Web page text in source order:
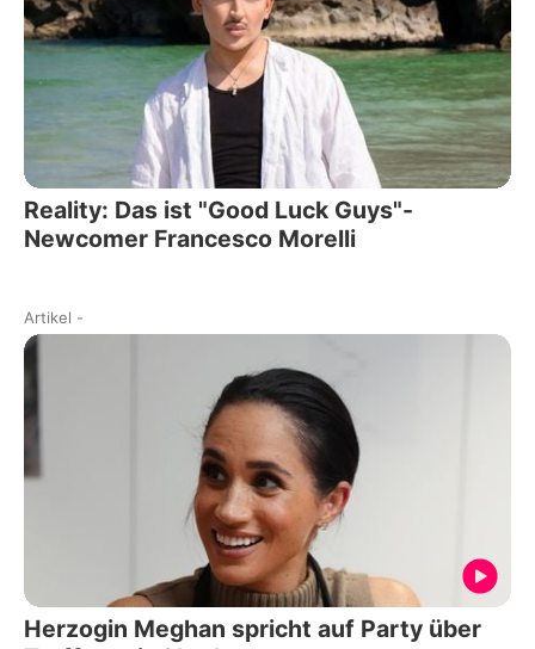
Reality: Das ist "Good Luck Guys"-
Newcomer Francesco Morelli
Artikel -
Herzogin Meghan spricht auf Party über